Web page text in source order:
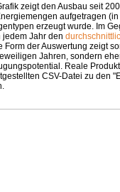
zeigt den Ausbau seit
aufgetragen
erzeugt wurde. Im
jedem Jahr den
Form der Auswertung zeigt
Jahren, sondern
Reale
CSV-Datei zu den